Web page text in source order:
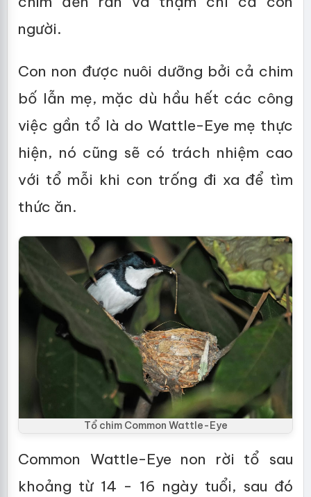
người.
Con non được nuôi dưỡng bởi cả chim
bố lẫn mẹ, mặc dù hầu hết các công
việc gần tổ là do Wattle-Eye mẹ thực
hiện, nó cũng sẽ có trách nhiệm cao
với tổ mỗi khi con trống đi xa để tìm
thức ăn.
Tổ chim Common Wattle-Eye
Common Wattle-Eye non rời tổ sau
khoảng từ 14 - 16 ngày tuổi, sau đó